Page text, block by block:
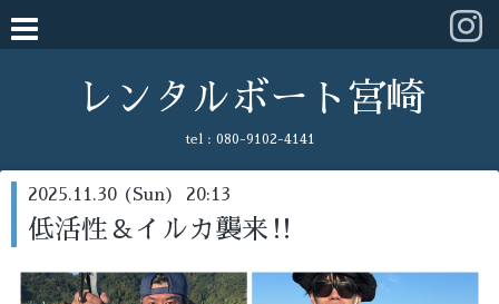
レンタルボート宮崎
tel : 080-9102-4141
2025.11.30 (Sun) 20:13
低活性＆イルカ襲来‼️